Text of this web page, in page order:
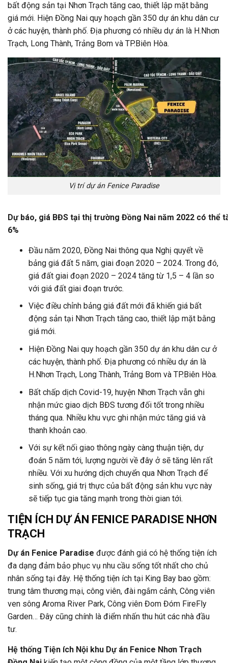
bất động sản tại Nhơn Trạch tăng cao, thiết lập mặt bằng
giá mới. Hiện Đồng Nai quy hoạch gần 350 dự án khu dân cư
ở các huyện, thành phố. Địa phương có nhiều dự án là H.Nhơn
Trạch, Long Thành, Trảng Bom và TP.Biên Hòa.
Vị trí dự án Fenice Paradise
Dự báo, giá BĐS tại thị trường Đồng Nai năm 2022 có thể
6%
Đầu năm 2020, Đồng Nai thông qua Nghị quyết về
bảng giá đất 5 năm, giai đoạn 2020 – 2024. Trong đó,
giá đất giai đoạn 2020 – 2024 tăng từ 1,5 – 4 lần so
với giá đất giai đoạn trước.
Việc điều chỉnh bảng giá đất mới đã khiến giá bất
động sản tại Nhơn Trạch tăng cao, thiết lập mặt bằng
giá mới.
Hiện Đồng Nai quy hoạch gần 350 dự án khu dân cư ở
các huyện, thành phố. Địa phương có nhiều dự án là
H.Nhơn Trạch, Long Thành, Trảng Bom và TP.Biên Hòa.
Bất chấp dịch Covid-19, huyện Nhơn Trạch vẫn ghi
nhận mức giao dịch BĐS tương đối tốt trong nhiều
tháng qua. Nhiều khu vực ghi nhận mức tăng giá và
thanh khoản cao.
Với sự kết nối giao thông ngày càng thuận tiện, dự
đoán 5 năm tới, lượng người về đây ở sẽ tăng lên rất
nhiều. Với xu hướng dịch chuyển qua Nhơn Trạch để
sinh sống, giá trị thực của bất động sản khu vực này
sẽ tiếp tục gia tăng mạnh trong thời gian tới.
TIỆN ÍCH DỰ ÁN FENICE PARADISE NHƠN
TRẠCH
Dự án Fenice Paradise được đánh giá có hệ thống tiện ích
đa dạng đảm bảo phục vụ nhu cầu sống tốt nhất cho chủ
nhân sống tại đây. Hệ thống tiện ích tại King Bay bao gồm:
trung tâm thương mại, công viên, đài ngắm cảnh, Công viên
ven sông Aroma River Park, Công viên Đom Đóm FireFly
Garden… Đây cũng chính là điểm nhấn thu hút các nhà đầu
tư.
Hệ thống Tiện ích Nội khu Dự án Fenice Nhơn Trạch